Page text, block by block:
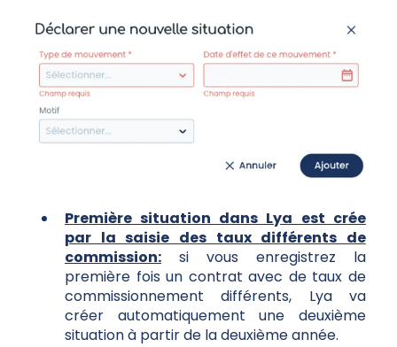
Première situation dans Lya est crée
par la saisie des taux différents de
commission: si vous enregistrez la
première fois un contrat avec de taux de
commissionnement différents, Lya va
créer automatiquement une deuxième
situation à partir de la deuxième année.